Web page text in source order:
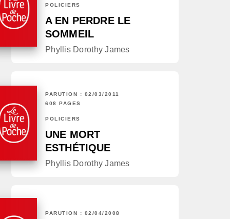
POLICIERS
A EN PERDRE LE
SOMMEIL
Phyllis Dorothy James
PARUTION : 02/03/2011
608 PAGES
POLICIERS
UNE MORT
ESTHÉTIQUE
Phyllis Dorothy James
PARUTION : 02/04/2008